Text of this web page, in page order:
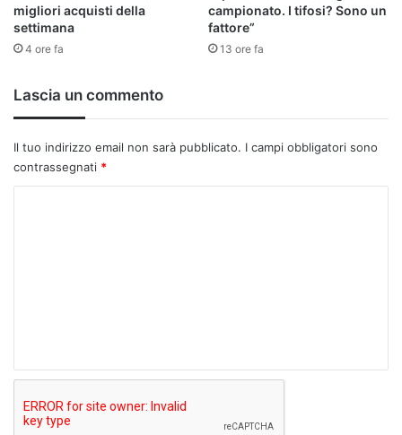
migliori acquisti della
settimana
4 ore fa
campionato. I tifosi? Sono un
fattore”
13 ore fa
Lascia un commento
Il tuo indirizzo email non sarà pubblicato. I campi obbligatori sono
contrassegnati *